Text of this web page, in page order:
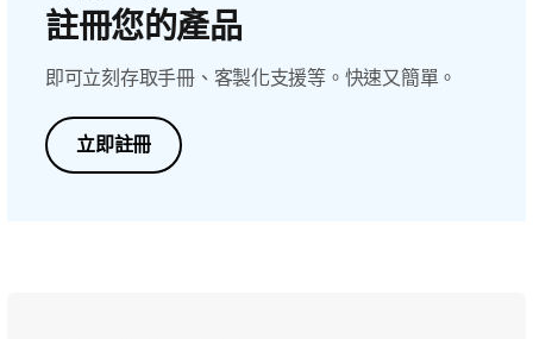
註冊您的產品
即可立刻存取手冊、客製化支援等。快速又簡單。
立即註冊